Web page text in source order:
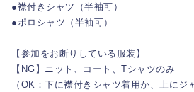
●襟付きシャツ（半袖可）
●ポロシャツ（半袖可）
【参加をお断りしている服装】
【NG】ニット、コート、Tシャツのみ
（OK：下に襟付きシャツ着用か、上にジ